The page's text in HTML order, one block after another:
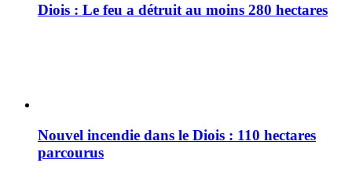
Diois : Le feu a détruit au moins 280 hectares
Nouvel incendie dans le Diois : 110 hectares
parcourus